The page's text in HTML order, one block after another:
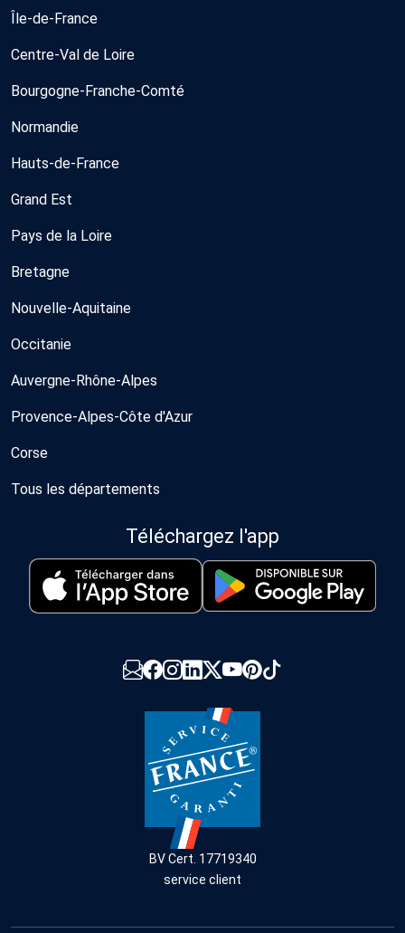
Île-de-France
Centre-Val de Loire
Bourgogne-Franche-Comté
Normandie
Hauts-de-France
Grand Est
Pays de la Loire
Bretagne
Nouvelle-Aquitaine
Occitanie
Auvergne-Rhône-Alpes
Provence-Alpes-Côte d'Azur
Corse
Tous les départements
Téléchargez l'app
BV Cert. 17719340
service client